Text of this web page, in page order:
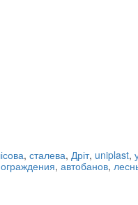
, сталева, Дріт, uniplast,
ограждения, автобанов,